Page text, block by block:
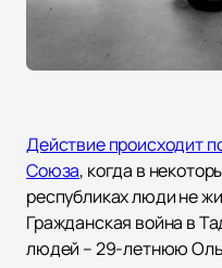
Действие происходит
Союза, когда в
республиках люди не
Гражданская война в
людей – 29-летнюю